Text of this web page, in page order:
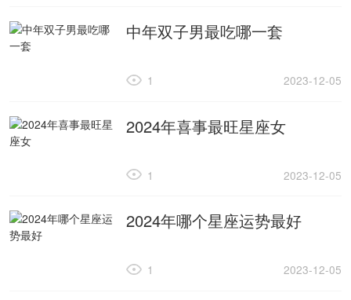
中年双子男最吃哪一套
2023-12-05
1
2024年喜事最旺星座女
2023-12-05
1
2024年哪个星座运势最好
2023-12-05
1